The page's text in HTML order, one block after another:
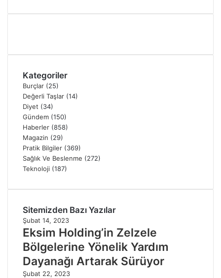
Kategoriler
Burçlar (25)
Değerli Taşlar (14)
Diyet (34)
Gündem (150)
Haberler (858)
Magazin (29)
Pratik Bilgiler (369)
Sağlık Ve Beslenme (272)
Teknoloji (187)
Sitemizden Bazı Yazılar
Şubat 14, 2023
Eksim Holding’in Zelzele
Bölgelerine Yönelik Yardım
Dayanağı Artarak Sürüyor
Şubat 22, 2023